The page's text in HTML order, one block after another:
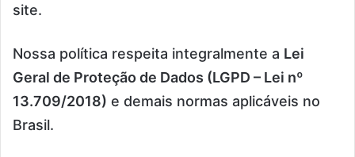
site.
Nossa política respeita integralmente a Lei
Geral de Proteção de Dados (LGPD – Lei nº
13.709/2018) e demais normas aplicáveis no
Brasil.